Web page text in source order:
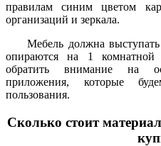
правилам синим цветом
организаций и зеркала.
Мебель должна
опираются на 1
обратить внимание на
приложения, которые
пользования.
Сколько стоит